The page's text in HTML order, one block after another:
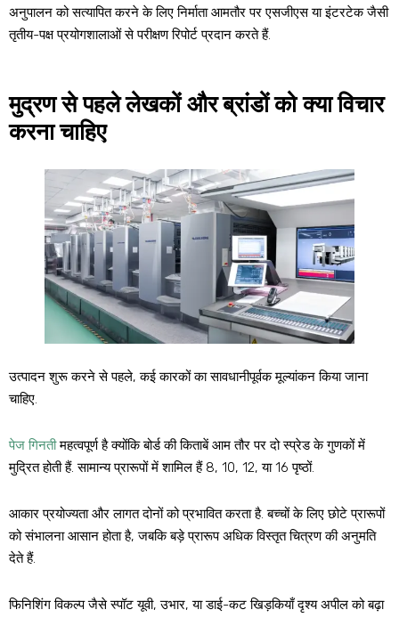
अनुपालन को सत्यापित करने के लिए निर्माता आमतौर पर एसजीएस या इंटरटेक जैसी
तृतीय-पक्ष प्रयोगशालाओं से परीक्षण रिपोर्ट प्रदान करते हैं.
मुद्रण से पहले लेखकों और ब्रांडों को क्या विचार
करना चाहिए
उत्पादन शुरू करने से पहले, कई कारकों का सावधानीपूर्वक मूल्यांकन किया जाना
चाहिए.
पेज गिनतीमहत्वपूर्ण है क्योंकि बोर्ड की किताबें आम तौर पर दो स्प्रेड के गुणकों में
मुद्रित होती हैं. सामान्य प्रारूपों में शामिल हैं 8, 10, 12, या 16 पृष्ठों.
आकार प्रयोज्यता और लागत दोनों को प्रभावित करता है. बच्चों के लिए छोटे प्रारूपों
को संभालना आसान होता है, जबकि बड़े प्रारूप अधिक विस्तृत चित्रण की अनुमति
देते हैं.
फिनिशिंग विकल्प जैसे स्पॉट यूवी, उभार, या डाई-कट खिड़कियाँ दृश्य अपील को बढ़ा